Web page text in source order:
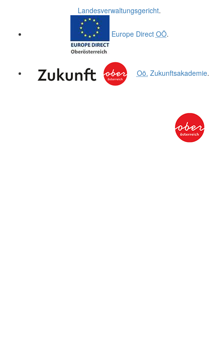
Landesverwaltungsgericht.
Europe Direct OÖ.
Oö. Zukunftsakademie.